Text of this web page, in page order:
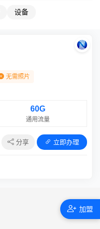
设备
无需照片
60G
通用流量
分享 立即办理
加盟